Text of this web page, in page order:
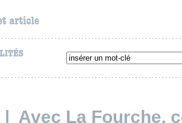
| Avec La Fourche,